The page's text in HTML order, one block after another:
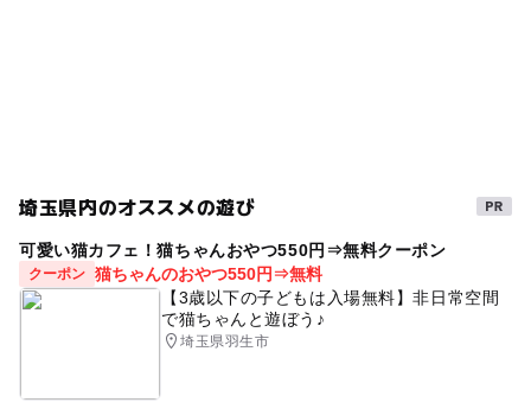
埼玉県内のオススメの遊び
可愛い猫カフェ！猫ちゃんおやつ550円⇒無料クーポン
クーポン 猫ちゃんのおやつ550円⇒無料
【3歳以下の子どもは入場無料】非日常空間
で猫ちゃんと遊ぼう♪
埼玉県羽生市